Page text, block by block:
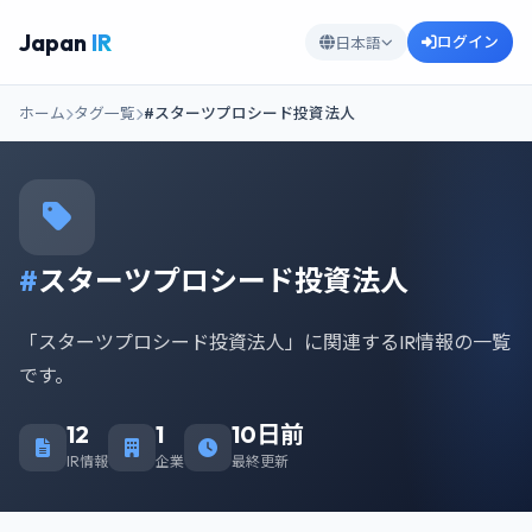
Japan IR 日本語 ログイン
ホーム タグ一覧 #スターツプロシード投資法人
#スターツプロシード投資法人
「スターツプロシード投資法人」に関連するIR情報の一覧
です。
12
IR情報
1
企業
10日前
最終更新